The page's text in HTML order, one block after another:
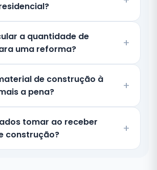
a quantidade de
uma reforma?
de construção à
a pena?
tomar ao receber
construção?